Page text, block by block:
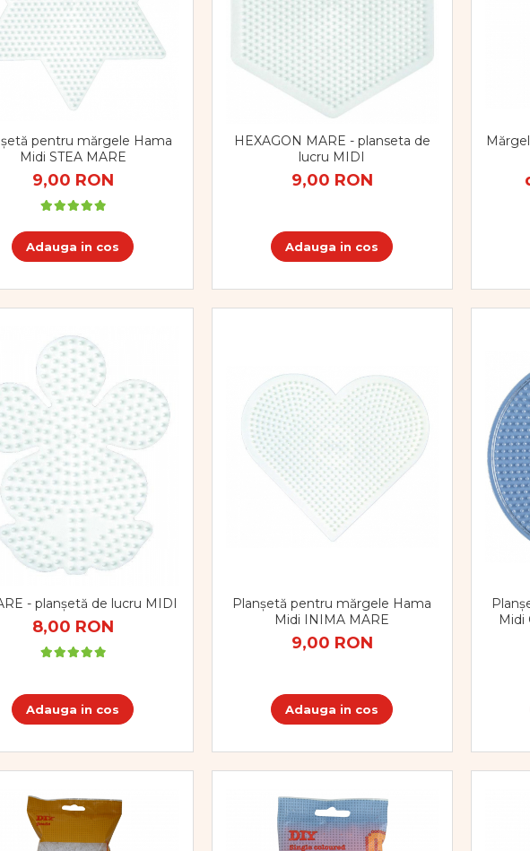
pentru mărgele Hama
Midi STEA MARE
9,00 RON
Adauga in cos
HEXAGON MARE - planseta de
lucru MIDI
9,00 RON
Adauga in cos
- planșetă de lucru MIDI
8,00 RON
Adauga in cos
Planșetă pentru mărgele Hama
Midi INIMA MARE
9,00 RON
Adauga in cos
Midi